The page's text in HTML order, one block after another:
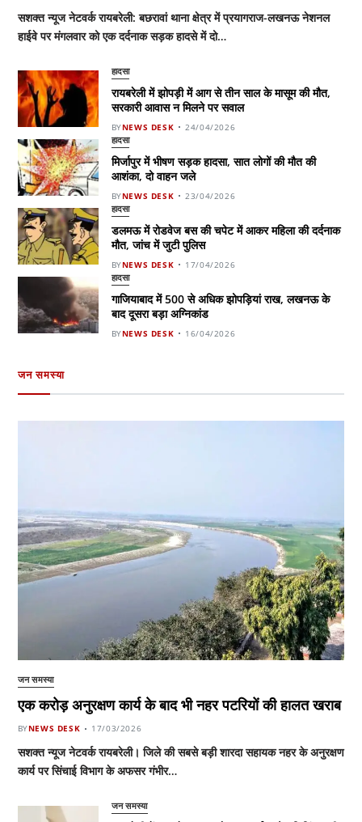
सशक्त न्यूज नेटवर्क रायबरेली: बछरावां थाना क्षेत्र में प्रयागराज-लखनऊ नेशनल
हाईवे पर मंगलवार को एक दर्दनाक सड़क हादसे में दो…
हादसा
रायबरेली में झोपड़ी में आग से तीन साल के मासूम की मौत,
सरकारी आवास न मिलने पर सवाल
BYNEWS DESK 24/04/2026
हादसा
मिर्जापुर में भीषण सड़क हादसा, सात लोगों की मौत की
आशंका, दो वाहन जले
BYNEWS DESK 23/04/2026
हादसा
डलमऊ में रोडवेज बस की चपेट में आकर महिला की दर्दनाक
मौत, जांच में जुटी पुलिस
BYNEWS DESK 17/04/2026
हादसा
गाजियाबाद में 500 से अधिक झोपड़ियां राख, लखनऊ के
बाद दूसरा बड़ा अग्निकांड
BYNEWS DESK 16/04/2026
जन समस्या
जन समस्या
एक करोड़ अनुरक्षण कार्य के बाद भी नहर पटरियों की हालत खराब
BYNEWS DESK 17/03/2026
सशक्त न्यूज नेटवर्क रायबरेली। जिले की सबसे बड़ी शारदा सहायक नहर के अनुरक्षण
कार्य पर सिंचाई विभाग के अफसर गंभीर…
जन समस्या